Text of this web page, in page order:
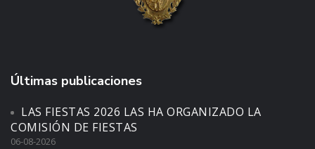
Últimas publicaciones
LAS FIESTAS 2026 LAS HA ORGANIZADO LA
COMISIÓN DE FIESTAS
06-08-2026